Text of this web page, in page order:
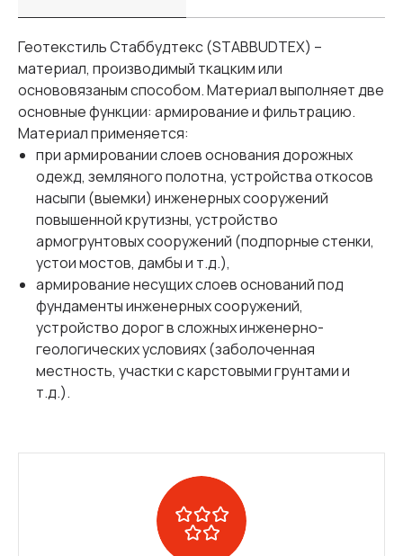
Геотекстиль Стаббудтекс (STABBUDTEX) –
материал, производимый ткацким или
основовязаным способом. Материал выполняет две
основные функции: армирование и фильтрацию.
Материал применяется:
при армировании слоев основания дорожных
одежд, земляного полотна, устройства откосов
насыпи (выемки) инженерных сооружений
повышенной крутизны, устройство
армогрунтовых сооружений (подпорные стенки,
устои мостов, дамбы и т.д.),
армирование несущих слоев оснований под
фундаменты инженерных сооружений,
устройство дорог в сложных инженерно-
геологических условиях (заболоченная
местность, участки с карстовыми грунтами и
т.д.).